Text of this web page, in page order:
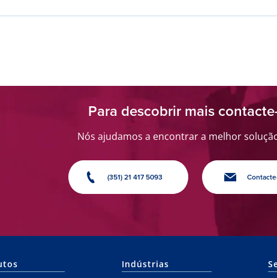
Para descobrir mais
Nós ajudamos a encontrar a melhor
(351) 21 417 5093
Indústrias